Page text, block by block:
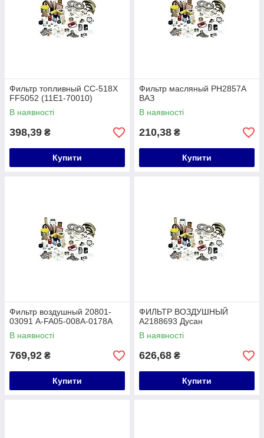
Фильтр топливный CC-518X
FF5052 (11E1-70010)
В наявності
398,39 ₴
Купити
Фильтр масляный PH2857A
ВАЗ
В наявності
210,38 ₴
Купити
Фильтр воздушный 20801-
03091 A-FA05-008A-0178A
В наявності
769,92 ₴
Купити
ФИЛЬТР ВОЗДУШНЫЙ
A2188693 Дусан
В наявності
626,68 ₴
Купити